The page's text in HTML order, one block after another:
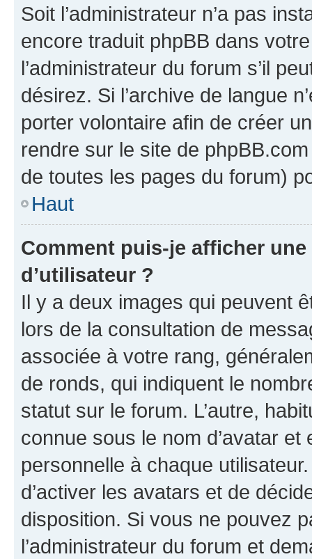
Soit l’administrateur n’a pas
encore traduit phpBB dans
l’administrateur du forum s’il
désirez. Si l’archive de langue
porter volontaire afin de créer
rendre sur le site de
de toutes les pages du forum)
Haut
Comment puis-je afficher
d’utilisateur ?
Il y a deux images qui peuvent
lors de la consultation de
associée à votre rang,
de ronds, qui indiquent le
statut sur le forum. L’autre,
connue sous le nom d’avatar
personnelle à chaque
d’activer les avatars et de
disposition. Si vous ne pouvez
l’administrateur du forum et